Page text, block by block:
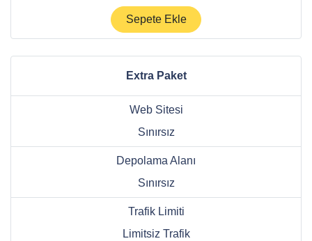
Sepete Ekle
Extra Paket
Web Sitesi
Sınırsız
Depolama Alanı
Sınırsız
Trafik Limiti
Limitsiz Trafik